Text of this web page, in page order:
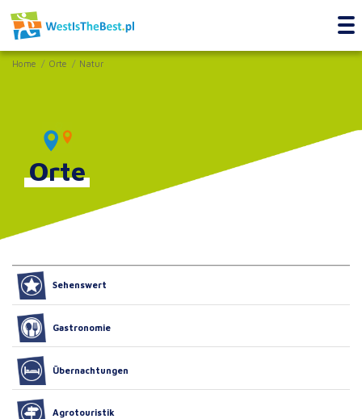
Home Orte Natur
Orte
Sehenswert
Gastronomie
Übernachtungen
Agrotouristik